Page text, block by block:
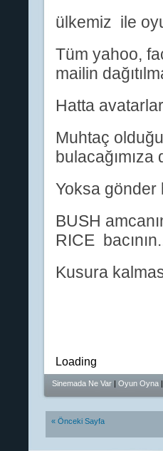
ülkemiz ile
Tüm yahoo,
mailin
Hatta
Muhtaç
Yoksa gönder
BUSH
RICE
Kusura
Loading
Sinemada Ne Var | Oyun Oyna |
« Önceki Sayfa